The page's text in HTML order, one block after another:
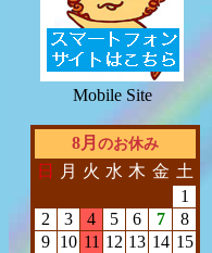
Mobile Site
8月 のお休み
日 月 火 水 木 金 土
1
2
3 4 5 6 7
8
9 10 11 12 13 14 15